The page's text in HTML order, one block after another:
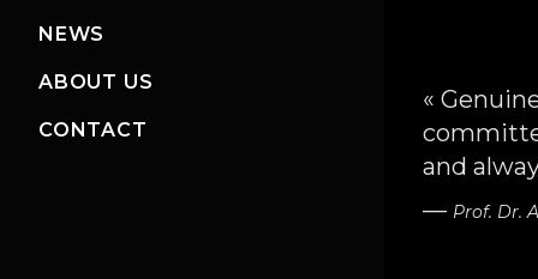
NEWS
ABOUT US
CONTACT
«
and
— Prof. Dr.
«Jedes
sich auf
David
können.»
«
and
— Prof. Dr.